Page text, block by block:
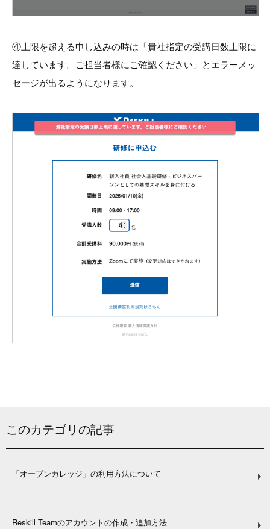
④上限を超える申し込みの時は「貴社指定の受講日数上限に
達しています。ご担当者様にご確認ください」とエラーメッ
セージが出るようになります。
このカテゴリの記事
「オープンカレッジ」の利用方法について
Reskill Teamのアカウントの作成・追加方法